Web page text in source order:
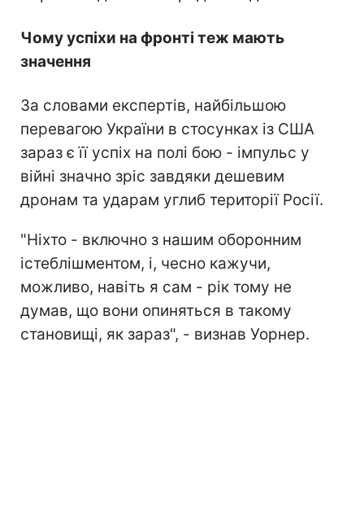
Чому успіхи на фронті теж мають
значення
За словами експертів, найбільшою
перевагою України в стосунках із США
зараз є її успіх на полі бою - імпульс у
війні значно зріс завдяки дешевим
дронам та ударам углиб території Росії.
"Ніхто - включно з нашим оборонним
істеблішментом, і, чесно кажучи,
можливо, навіть я сам - рік тому не
думав, що вони опиняться в такому
становищі, як зараз", - визнав Уорнер.